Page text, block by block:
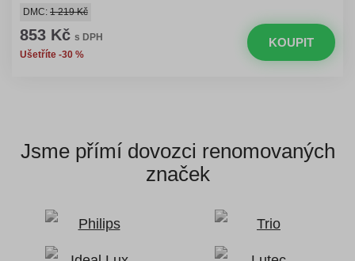
DMC: 1 219 Kč
853 Kč s DPH
Ušetříte -30 %
KOUPIT
Jsme přímí dovozci renomovaných
značek